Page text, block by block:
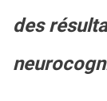
des